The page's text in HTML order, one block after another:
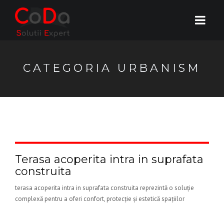
CATEGORIA URBANISM
Terasa acoperita intra in suprafata
construita
terasa acoperita intra in suprafata construita reprezintă o soluție
complexă pentru a oferi confort, protecție și estetică spațiilor